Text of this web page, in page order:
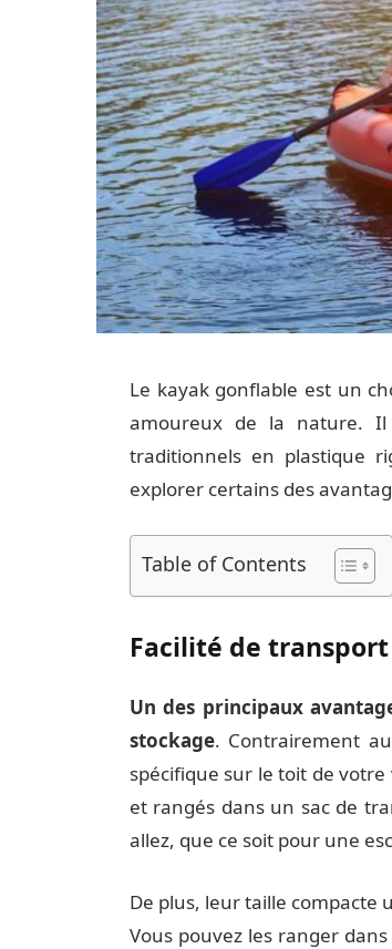
Le kayak gonflable est un
amoureux de la nature. Il
traditionnels en plastique
explorer certains des
Table of Contents
Facilité de
Un des principaux
stockage. Contrairement
spécifique sur le toit de
et rangés dans un sac de
allez, que ce soit pour une
De plus, leur taille compacte
Vous pouvez les ranger